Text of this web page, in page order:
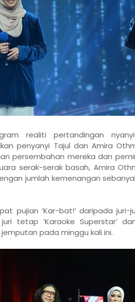
realiti pertandingan
penyanyi Tajul dan Amira
persembahan mereka dan
serak-serak basah, Amira
jumlah kemenangan
pujian ‘Kar-bat!’ daripada juri-
juri tetap ‘Karaoke Superstar’
pada minggu kali ini.